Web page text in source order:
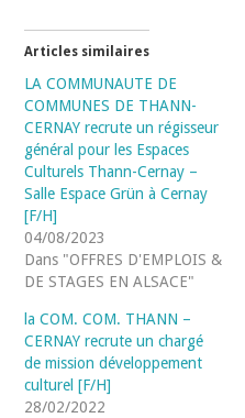
Articles similaires
LA COMMUNAUTE DE
COMMUNES DE THANN-
CERNAY recrute un régisseur
général pour les Espaces
Culturels Thann-Cernay –
Salle Espace Grün à Cernay
[F/H]
04/08/2023
Dans "OFFRES D'EMPLOIS &
DE STAGES EN ALSACE"
la COM. COM. THANN –
CERNAY recrute un chargé
de mission développement
culturel [F/H]
28/02/2022